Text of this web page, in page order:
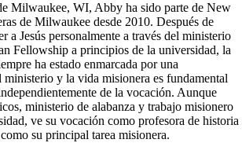
Milwaukee, WI, Abby ha sido parte de New
de Milwaukee desde 2010. Después de
a Jesús personalmente a través del ministerio
Fellowship a principios de la universidad, la
ha estado enmarcada por una
ministerio y la vida misionera es fundamental
de la vocación. Aunque
ministerio de alabanza y trabajo misionero
ve su vocación como profesora de historia
su principal tarea misionera.